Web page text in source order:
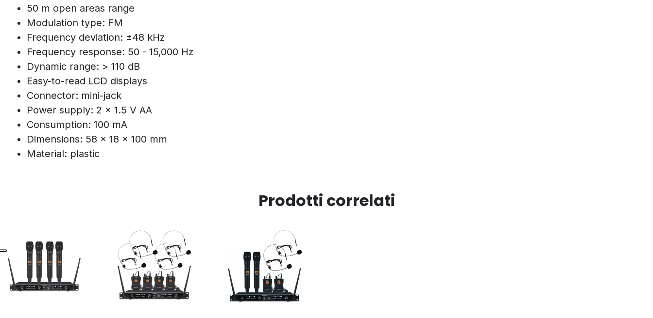
50 m open areas range
Modulation type: FM
Frequency deviation: ±48 kHz
Frequency response: 50 - 15,000 Hz
Dynamic range: > 110 dB
Easy-to-read LCD displays
Connector: mini-jack
Power supply: 2 x 1.5 V AA
Consumption: 100 mA
Dimensions: 58 x 18 x 100 mm
Material: plastic
Prodotti correlati